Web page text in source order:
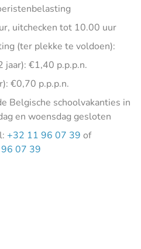
uitchecken tot 10.00 uur
(ter plekke te voldoen):
jaar): €1,40 p.p.p.n.
€0,70 p.p.p.n.
Belgische schoolvakanties in
en woensdag gesloten
+32 11 96 07 39 of
07 39